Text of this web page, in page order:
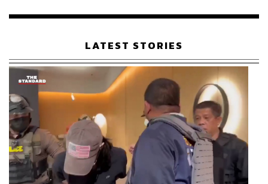
เรือนไทยที่ถูกซุกไว้
LATEST STORIES